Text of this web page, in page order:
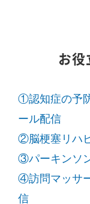
お役
①認知症の予
ール配信
②脳梗塞リハ
③パーキンソ
④訪問マッサ
信